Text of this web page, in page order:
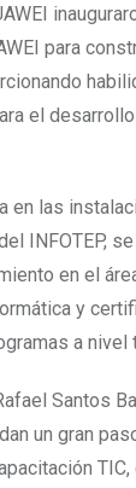
para
el
en las
INFOTEP,
en el
y
a nivel
Santos
un gran
TIC,